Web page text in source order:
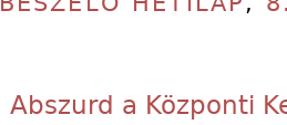
Abszurd a Központi